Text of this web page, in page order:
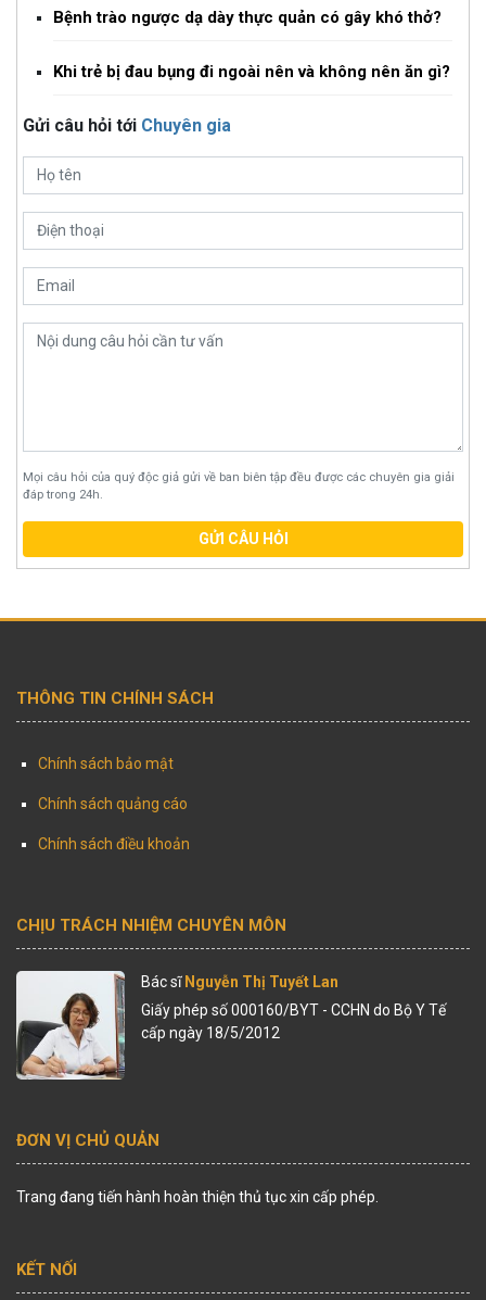
Bệnh trào ngược dạ dày thực quản có gây khó thở?
Khi trẻ bị đau bụng đi ngoài nên và không nên ăn gì?
Gửi câu hỏi tới Chuyên gia
Mọi câu hỏi của quý độc giả gửi về ban biên tập đều được các chuyên gia giải
đáp trong 24h.
GỬI CÂU HỎI
THÔNG TIN CHÍNH SÁCH
Chính sách bảo mật
Chính sách quảng cáo
Chính sách điều khoản
CHỊU TRÁCH NHIỆM CHUYÊN MÔN
Bác sĩ Nguyễn Thị Tuyết Lan
Giấy phép số 000160/BYT - CCHN do Bộ Y Tế
cấp ngày 18/5/2012
ĐƠN VỊ CHỦ QUẢN
Trang đang tiến hành hoàn thiện thủ tục xin cấp phép.
KẾT NỐI